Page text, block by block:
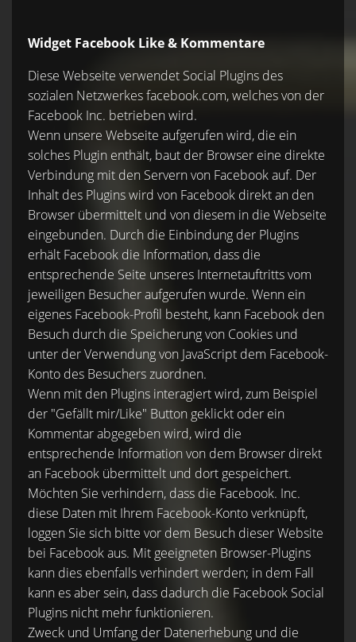
Widget Facebook Like & Kommentare
Diese Webseite verwendet Social Plugins des
sozialen Netzwerkes facebook.com, welches von der
Facebook Inc. betrieben wird.
Wenn unsere Webseite aufgerufen wird, die ein
solches Plugin enthält, baut der Browser eine direkte
Verbindung mit den Servern von Facebook auf. Der
Inhalt des Plugins wird von Facebook direkt an den
Browser übermittelt und von diesem in die Webseite
eingebunden. Durch die Einbindung der Plugins
erhält Facebook die Information, dass die
entsprechende Seite unseres Internetauftritts vom
jeweiligen Besucher aufgerufen wurde. Wenn ein
eigenes Facebook-Profil besteht, kann Facebook den
Besuch durch die Speicherung von Cookies und
unter der Verwendung von JavaScript dem Facebook-
Konto des Besuchers zuordnen.
Wenn mit den Plugins interagiert wird, zum Beispiel
der "Gefällt mir/Like" Button geklickt oder ein
Kommentar abgegeben wird, wird die
entsprechende Information von dem Browser direkt
an Facebook übermittelt und dort gespeichert.
Möchten Sie verhindern, dass die Facebook. Inc.
diese Daten mit Ihrem Facebook-Konto verknüpft,
loggen Sie sich bitte vor dem Besuch dieser Website
bei Facebook aus. Mit geeigneten Browser-Plugins
kann dies ebenfalls verhindert werden; in dem Fall
kann es aber sein, dass dadurch die Facebook Social
Plugins nicht mehr funktionieren.
Zweck und Umfang der Datenerhebung und die